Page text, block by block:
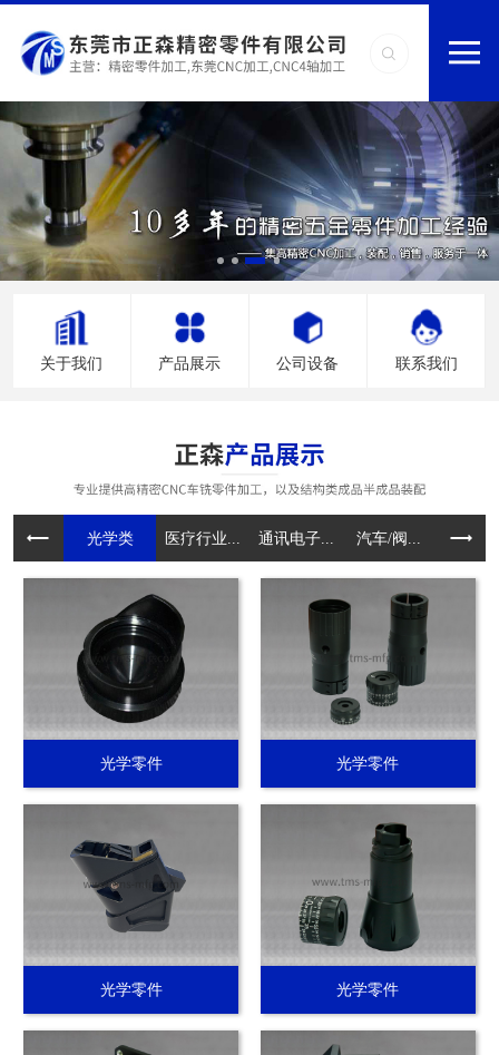
关于我们 产品展示 公司设备 联系我们
光学类 医疗行业... 通讯电子... 汽车/阀... 电动工
光学零件 光学零件
光学零件 光学零件